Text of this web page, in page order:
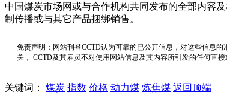
中国煤炭市场网或与合作机构共同发布的全部内容
制传播或与其它产品捆绑销售。
免责声明：网站刊登CCTD认为可靠的已公开信息，对这些信息
关， CCTD及其雇员不对使用网站信息及其内容所引发的任何直接
关键词： 煤炭 指数 价格 动力煤 炼焦煤 返回顶端